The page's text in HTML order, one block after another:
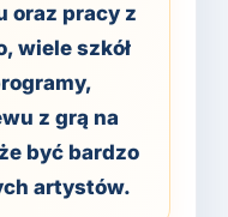
oraz pracy z
wiele szkół
z grą na
być bardzo
artystów.